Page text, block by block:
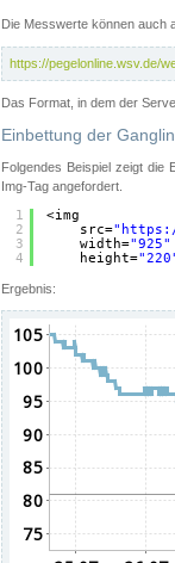
Die Messwerte können auch
https://pegelonline.wsv.de/
Das Format, in dem der
Einbettung der
Folgendes Beispiel zeigt die
Img-Tag angefordert.
1
2
3
4
<img
src="
width="925"
height=
Ergebnis: